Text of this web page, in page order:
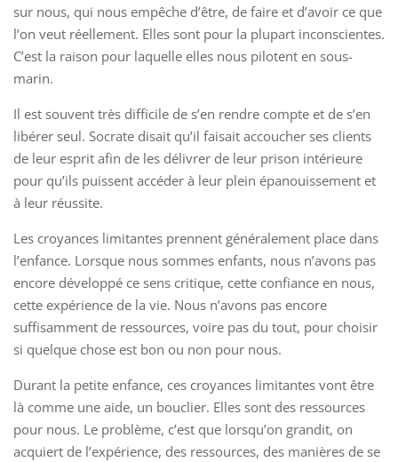
sur nous, qui nous empêche d’être, de faire et d’avoir ce que
l’on veut réellement. Elles sont pour la plupart inconscientes.
C’est la raison pour laquelle elles nous pilotent en sous-
marin.
Il est souvent très difficile de s’en rendre compte et de s’en
libérer seul. Socrate disait qu’il faisait accoucher ses clients
de leur esprit afin de les délivrer de leur prison intérieure
pour qu’ils puissent accéder à leur plein épanouissement et
à leur réussite.
Les croyances limitantes prennent généralement place dans
l’enfance. Lorsque nous sommes enfants, nous n’avons pas
encore développé ce sens critique, cette confiance en nous,
cette expérience de la vie. Nous n’avons pas encore
suffisamment de ressources, voire pas du tout, pour choisir
si quelque chose est bon ou non pour nous.
Durant la petite enfance, ces croyances limitantes vont être
là comme une aide, un bouclier. Elles sont des ressources
pour nous. Le problème, c’est que lorsqu’on grandit, on
acquiert de l’expérience, des ressources, des manières de se